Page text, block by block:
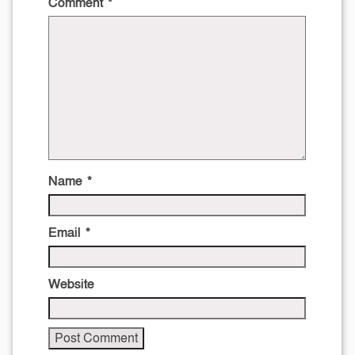
Name *
Email *
Website